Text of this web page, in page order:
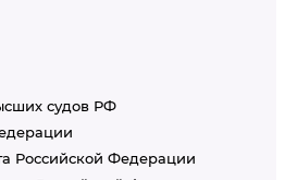
судов РФ
Российской Федерации